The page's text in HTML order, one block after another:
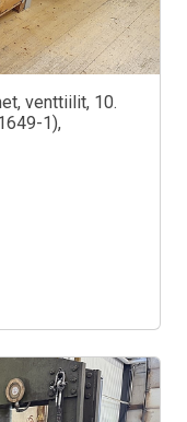
venttiilit, 10.
1),